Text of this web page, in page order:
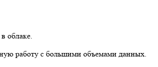
облаке.
работу с большими объемами данных.